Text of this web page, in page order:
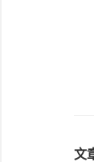
文